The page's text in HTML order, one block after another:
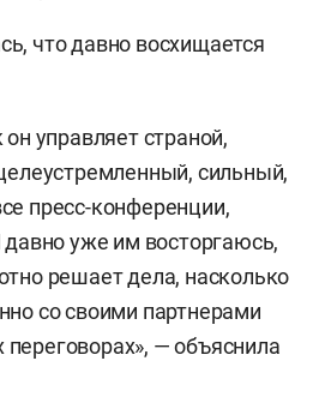
что давно восхищается
управляет страной,
сильный,
пресс-конференции,
уже им восторгаюсь,
решает дела, насколько
со своими партнерами
— объяснила